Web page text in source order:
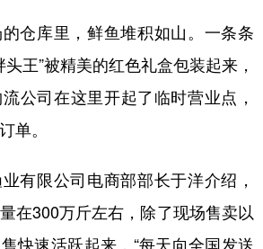
库里，鲜鱼堆积如山。一条条
王”被精美的红色礼盒包装起来，
公司在这里开起了临时营业点，
单。
限公司电商部部长于洋介绍，
在300万斤左右，除了现场售卖以
快速活跃起来，“每天向全国发送